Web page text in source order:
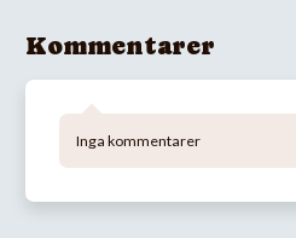
Kommentarer
Inga kommentarer